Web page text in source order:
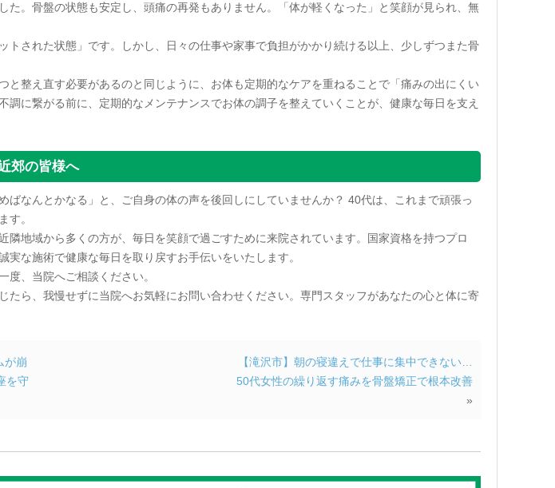
た。骨盤の状態も安定し、頭痛の再発もありません。「体が軽くなった」と笑顔が見られ、無
トされた状態」です。しかし、日々の仕事や家事で負担がかかり続ける以上、少しずつまた骨
と整え直す必要があるのと同じように、お体も定期的なケアを重ねることで「痛みの出にくい
調に繋がる前に、定期的なメンテナンスでお体の調子を整えていくことが、健康な毎日を支え
郊の皆様へ
ばなんとかなる」と、ご自身の体の声を後回しにしていませんか？ 40代は、これまで頑張っ
す。
隣地域から多くの方が、毎日を笑顔で過ごすために来院されています。国家資格を持つプロ
な施術で健康な毎日を取り戻すお手伝いをいたします。
度、当院へご相談ください。
たら、我慢せずに当院へお気軽にお問い合わせください。専門スタッフがあなたの心と体に寄
【滝沢市】朝の寝違えで仕事に集中できない…
50代女性の繰り返す痛みを骨盤矯正で根本改善
»
が崩
を守